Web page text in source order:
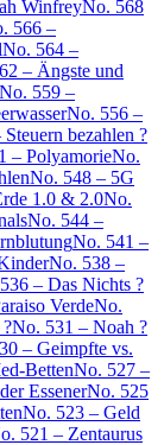
WinfreyNo. 568
566 –
No. 564 –
– Ängste und
No. 559 –
No. 556 –
bezahlen ?
– PolyamorieNo.
No. 548 – 5G
1.0 & 2.0No.
No. 544 –
No. 541 –
No. 538 –
– Das Nichts ?
VerdeNo.
No. 531 – Noah ?
– Geimpfte vs.
BettenNo. 527 –
EssenerNo. 525
No. 523 – Geld
521 – Zentaurus